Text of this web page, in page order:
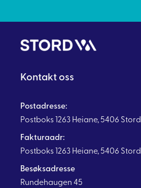
Kontakt oss
Postadresse:
Postboks 1263 Heiane, 5406 Stord
Fakturaadr:
Postboks 1263 Heiane, 5406 Stord
Besøksadresse
Rundehaugen 45